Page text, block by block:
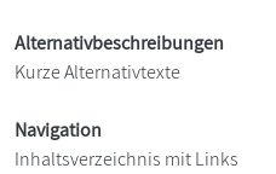
Alternativbeschreibungen
Kurze Alternativtexte
Navigation
Inhaltsverzeichnis mit Links